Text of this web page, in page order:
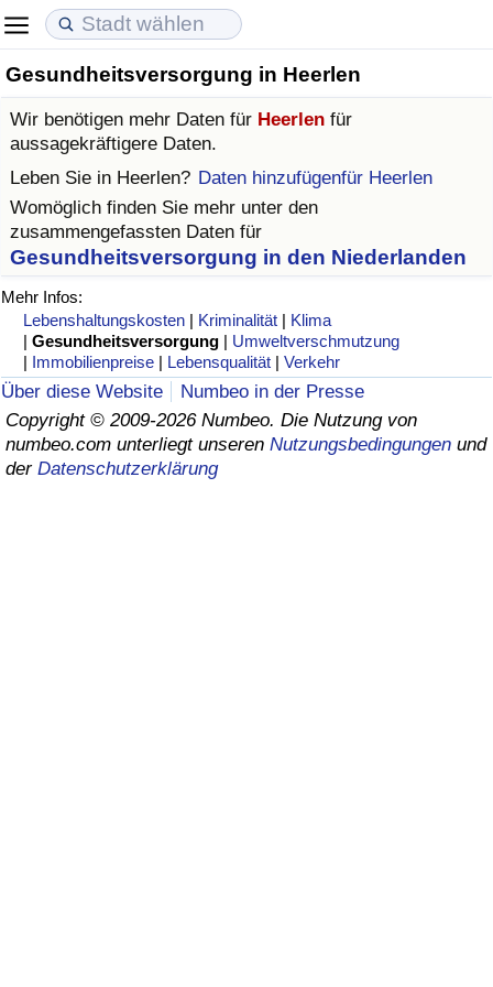
Gesundheitsversorgung in Heerlen
Wir benötigen mehr Daten für Heerlen für
aussagekräftigere Daten.
Leben Sie in Heerlen? Daten hinzufügenfür Heerlen
Womöglich finden Sie mehr unter den
zusammengefassten Daten für
Gesundheitsversorgung in den Niederlanden
Mehr Infos:
Lebenshaltungskosten | Kriminalität | Klima
|Gesundheitsversorgung | Umweltverschmutzung
| Immobilienpreise | Lebensqualität |Verkehr
Über diese Website
Numbeo in der Presse
Copyright © 2009-2026 Numbeo. Die Nutzung von
numbeo.com unterliegt unseren Nutzungsbedingungen und
der Datenschutzerklärung
Lebenshaltungskosten
Lebenshaltungskosten-Index (aktuell)
Lebenshaltungskosten-Index
Lebenshaltungskosten-Index nach Land
in Akaba
Immobilienpreise
Immobilienpreis-Index (aktuell)
Immobilienpreis-Index
Immobilienpreis-Index nach Land
Lebensqualität
Lebensqualität-Index
Lebensqualität-Index (aktuell)
Lebensqualitätsindex nach Land
Kriminalität
Kriminalitäts-Index (aktuell)
Kriminalitäts-Index
Kriminalitätsindex nach Land